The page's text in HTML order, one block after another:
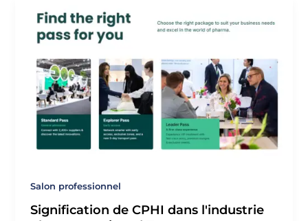
Salon professionnel
Signification de CPHI dans l'industrie